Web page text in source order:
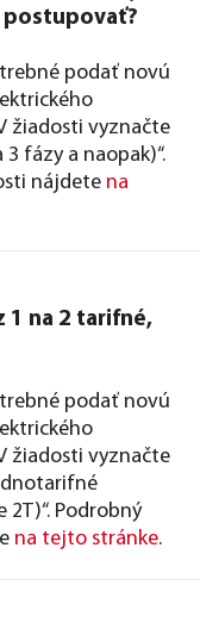
postupovať?
podať novú
žiadosti vyznačte
fázy a naopak)“.
nájdete na
1 na 2 tarifné,
podať novú
žiadosti vyznačte
Podrobný
na tejto stránke.